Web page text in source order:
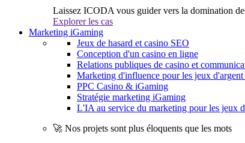
Laissez ICODA vous guider vers la domination
Explorer les cas
Marketing iGaming
Jeux de hasard et casino SEO
Conception d'un casino en ligne
Relations publiques de casino et
Marketing d'influence pour les jeux
PPC Casino & iGaming
Stratégie marketing iGaming
L'IA au service du marketing pour les jeux
🚀 Nos projets sont plus éloquents que les mots